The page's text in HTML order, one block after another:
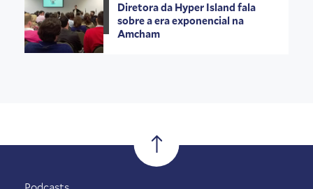
Diretora da Hyper Island fala
sobre a era exponencial na
Amcham